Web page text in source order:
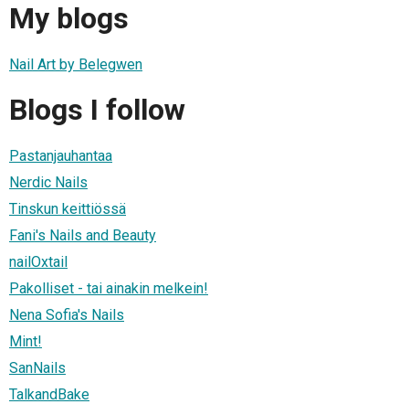
My blogs
Nail Art by Belegwen
Blogs I follow
Pastanjauhantaa
Nerdic Nails
Tinskun keittiössä
Fani's Nails and Beauty
nailOxtail
Pakolliset - tai ainakin melkein!
Nena Sofia's Nails
Mint!
SanNails
TalkandBake